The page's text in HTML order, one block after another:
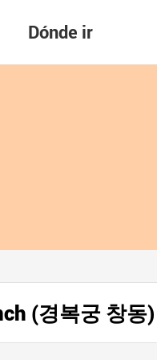
Dónde ir
(경복궁 창동)